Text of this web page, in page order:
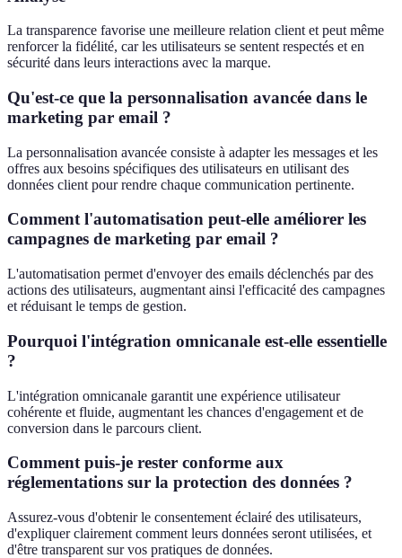
La transparence favorise une meilleure relation client et peut même
renforcer la fidélité, car les utilisateurs se sentent respectés et en
sécurité dans leurs interactions avec la marque.
Qu'est-ce que la personnalisation avancée dans le
marketing par email ?
La personnalisation avancée consiste à adapter les messages et les
offres aux besoins spécifiques des utilisateurs en utilisant des
données client pour rendre chaque communication pertinente.
Comment l'automatisation peut-elle améliorer les
campagnes de marketing par email ?
L'automatisation permet d'envoyer des emails déclenchés par des
actions des utilisateurs, augmentant ainsi l'efficacité des campagnes
et réduisant le temps de gestion.
Pourquoi l'intégration omnicanale est-elle essentielle
?
L'intégration omnicanale garantit une expérience utilisateur
cohérente et fluide, augmentant les chances d'engagement et de
conversion dans le parcours client.
Comment puis-je rester conforme aux
réglementations sur la protection des données ?
Assurez-vous d'obtenir le consentement éclairé des utilisateurs,
d'expliquer clairement comment leurs données seront utilisées, et
d'être transparent sur vos pratiques de données.